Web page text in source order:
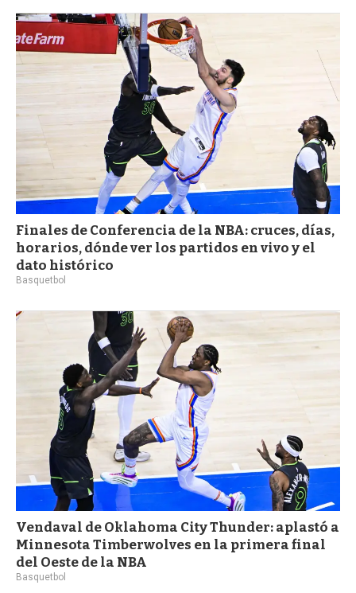
Finales de Conferencia de la NBA: cruces, días,
horarios, dónde ver los partidos en vivo y el
dato histórico
Basquetbol
Vendaval de Oklahoma City Thunder: aplastó a
Minnesota Timberwolves en la primera final
del Oeste de la NBA
Basquetbol